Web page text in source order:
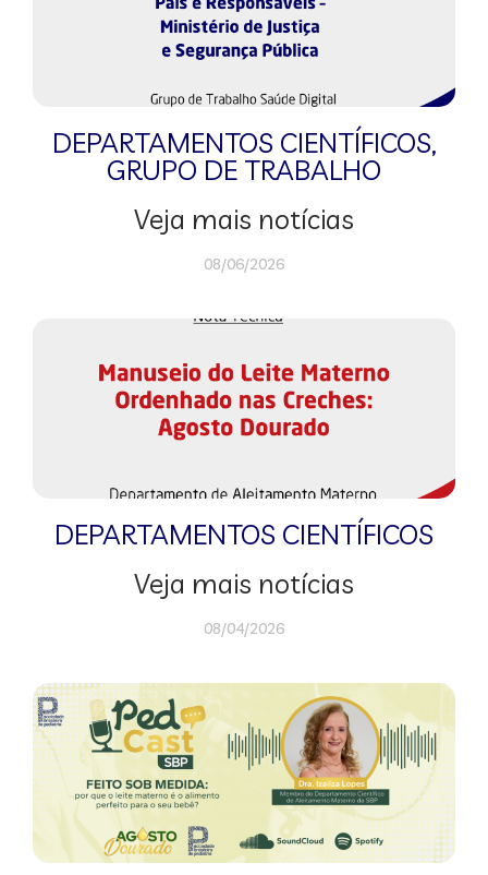
DEPARTAMENTOS CIENTÍFICOS,
GRUPO DE TRABALHO
Veja mais notícias
08/06/2026
DEPARTAMENTOS CIENTÍFICOS
Veja mais notícias
08/04/2026